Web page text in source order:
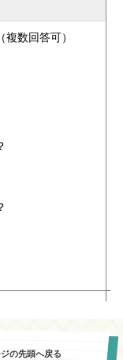
数回答可）
の先頭へ戻る